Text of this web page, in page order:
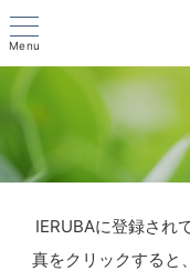
Menu
IERUBAに登録され
真をクリックすると